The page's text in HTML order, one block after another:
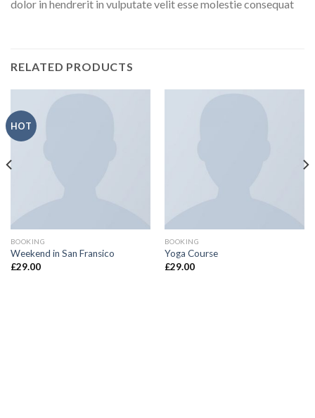
dolor in hendrerit in vulputate velit esse molestie consequat
RELATED PRODUCTS
HOT
BOOKING
Weekend in San Fransico
£29.00
BOOKING
Yoga Course
£29.00